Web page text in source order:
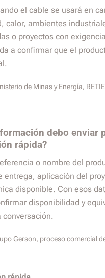
el cable se usará en
calor, ambientes
o proyectos con
a confirmar que el
de Minas y Energía, RETIE
debo enviar
rápida?
o nombre del
entrega, aplicación del
disponible. Con esos
disponibilidad y
conversación.
Gerson, proceso comercial